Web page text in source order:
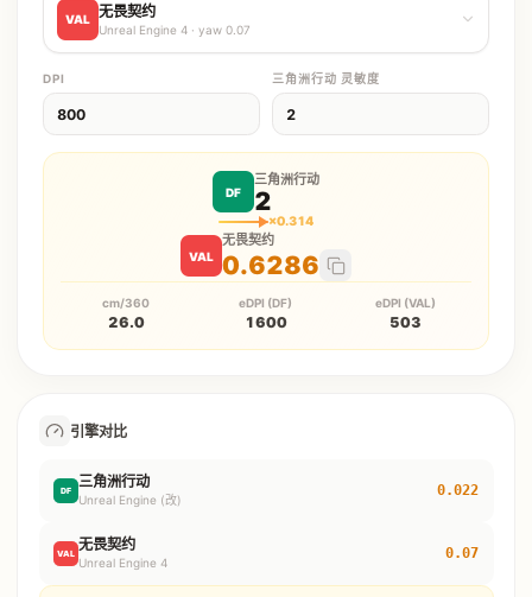
VAL 无畏契约
Unreal Engine 4· yaw 0.07
DPI 三角洲行动 灵敏度
DF
三角洲行动
2
×0.314
VAL
无畏契约
0.6286
cm/360
26.0
eDPI (DF)
1600
eDPI (VAL)
503
引擎对比
DF 三角洲行动
Unreal Engine (改)
0.022
VAL 无畏契约
Unreal Engine 4
0.07